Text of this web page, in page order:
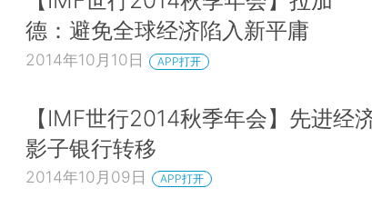
德：避免全球经济陷入新平庸
2014年10月10日 APP打开
【IMF世行2014秋季年会】先进经
影子银行转移
2014年10月09日 APP打开